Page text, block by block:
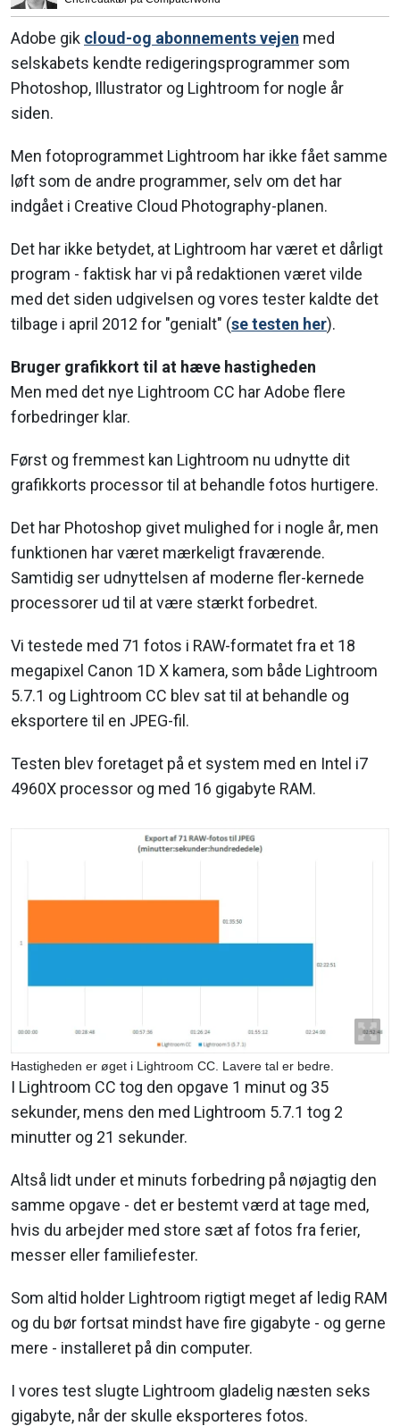
Adobe gik cloud-og abonnements vejen med
selskabets kendte redigeringsprogrammer som
Photoshop, Illustrator og Lightroom for nogle år
siden.
Men fotoprogrammet Lightroom har ikke fået samme
løft som de andre programmer, selv om det har
indgået i Creative Cloud Photography-planen.
Det har ikke betydet, at Lightroom har været et dårligt
program - faktisk har vi på redaktionen været vilde
med det siden udgivelsen og vores tester kaldte det
tilbage i april 2012 for "genialt" (se testen her).
Bruger grafikkort til at hæve hastigheden
Men med det nye Lightroom CC har Adobe flere
forbedringer klar.
Først og fremmest kan Lightroom nu udnytte dit
grafikkorts processor til at behandle fotos hurtigere.
Det har Photoshop givet mulighed for i nogle år, men
funktionen har været mærkeligt fraværende.
Samtidig ser udnyttelsen af moderne fler-kernede
processorer ud til at være stærkt forbedret.
Vi testede med 71 fotos i RAW-formatet fra et 18
megapixel Canon 1D X kamera, som både Lightroom
5.7.1 og Lightroom CC blev sat til at behandle og
eksportere til en JPEG-fil.
Testen blev foretaget på et system med en Intel i7
4960X processor og med 16 gigabyte RAM.
Hastigheden er øget i Lightroom CC. Lavere tal er bedre.
I Lightroom CC tog den opgave 1 minut og 35
sekunder, mens den med Lightroom 5.7.1 tog 2
minutter og 21 sekunder.
Altså lidt under et minuts forbedring på nøjagtig den
samme opgave - det er bestemt værd at tage med,
hvis du arbejder med store sæt af fotos fra ferier,
messer eller familiefester.
Som altid holder Lightroom rigtigt meget af ledig RAM
og du bør fortsat mindst have fire gigabyte - og gerne
mere - installeret på din computer.
I vores test slugte Lightroom gladelig næsten seks
gigabyte, når der skulle eksporteres fotos.